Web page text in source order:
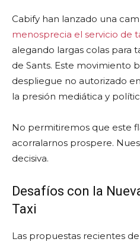
Cabify han lanzado una
menosprecia el servicio de
alegando largas colas para
de Sants. Este movimiento
despliegue no autorizado
la presión mediática y
No permitiremos que este
acorralarnos prospere.
decisiva.
Desafíos con la
Taxi
Las propuestas recientes